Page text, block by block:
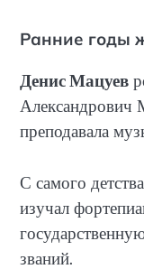
Ранние годы
Денис Мацуев
Александрович
преподавала
С самого
изучал
званий.